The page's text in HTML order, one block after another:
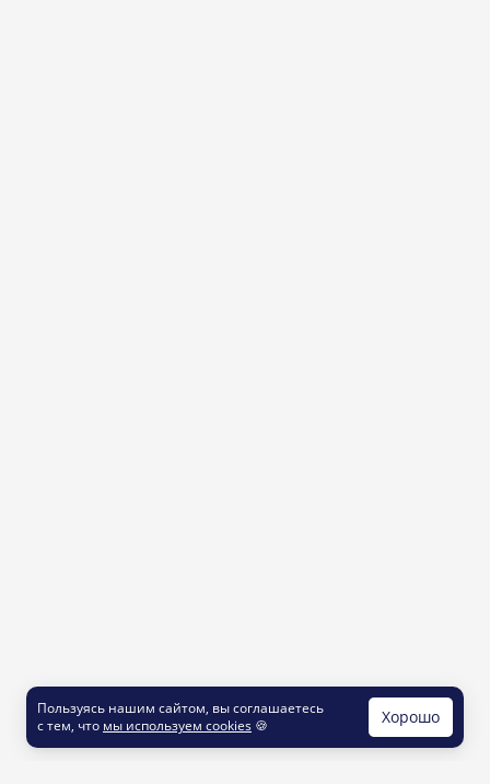
Пользуясь нашим сайтом, вы соглашаетесь
с тем, что мы используем cookies 🍪 Хорошо